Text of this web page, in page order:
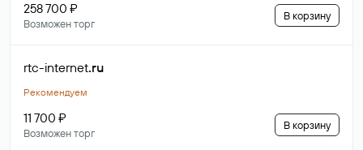
258 700 ₽
Возможен торг
В корзину
rtc-internet.ru
Рекомендуем
11 700 ₽
Возможен торг
В корзину